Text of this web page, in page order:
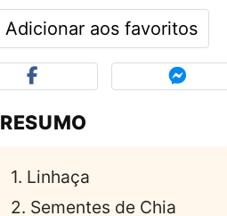
Adicionar aos favoritos
RESUMO
1. Linhaça
2. Sementes de Chia